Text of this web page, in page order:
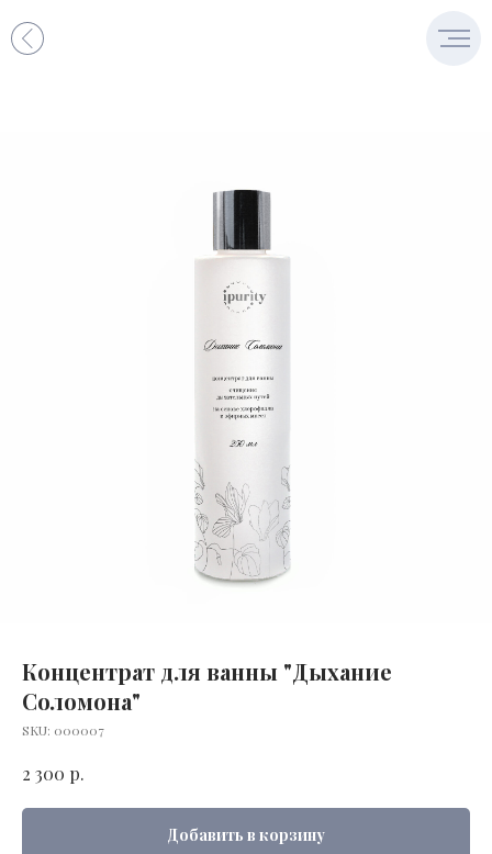
Концентрат для ванны "Дыхание
Соломона"
SKU: 000007
2 300 р.
Добавить в корзину